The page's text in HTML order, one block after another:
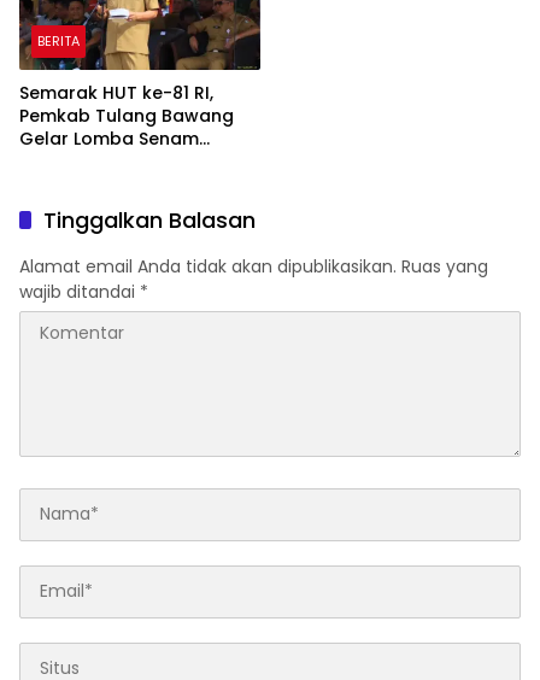
BERITA
Semarak HUT ke-81 RI,
Pemkab Tulang Bawang
Gelar Lomba Senam
Tinggalkan Balasan
Alamat email Anda tidak akan dipublikasikan. Ruas yang
wajib ditandai *